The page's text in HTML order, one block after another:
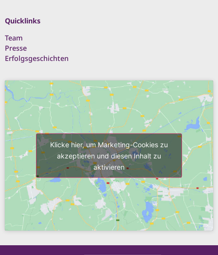
Quicklinks
Team
Presse
Erfolgsgeschichten
Klicke hier, um Marketing-Cookies zu
akzeptieren und diesen Inhalt zu
aktivieren